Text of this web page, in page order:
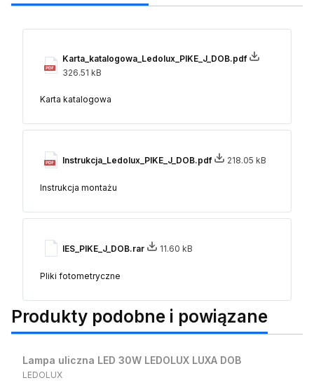
Karta_katalogowa_Ledolux_PIKE_J_DOB.pdf
326.51 kB
Karta katalogowa
Instrukcja_Ledolux_PIKE_J_DOB.pdf 218.05 kB
Instrukcja montażu
IES_PIKE_J_DOB.rar 11.60 kB
Pliki fotometryczne
Produkty podobne i powiązane
Lampa uliczna LED 30W LEDOLUX LUXA DOB
PRODUCENT
LEDOLUX